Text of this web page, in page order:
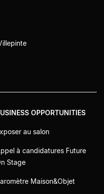
OPPORTUNITIES
au salon
à candidatures Future
Stage
Maison&Objet